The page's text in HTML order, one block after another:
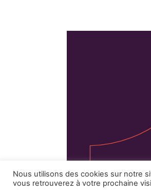
Nous utilisons des cookies sur notre
vous retrouverez à votre prochaine